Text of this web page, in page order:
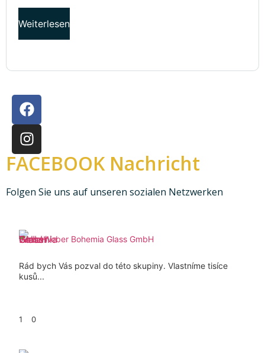
Weiterlesen
FACEBOOK Nachricht
Folgen Sie uns auf unseren sozialen Netzwerken
Weber Bohemia Glass GmbH
Rád bych Vás pozval do této skupiny. Vlastníme tisíce
kusů...
1 0